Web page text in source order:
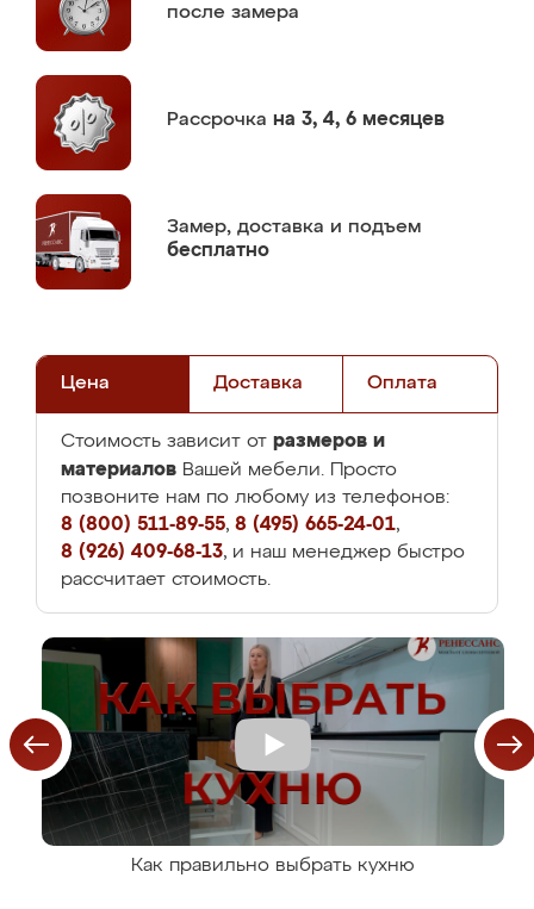
после замера
Рассрочка на 3, 4, 6 месяцев
Замер, доставка и подъем
бесплатно
Цена Доставка Оплата
Стоимость зависит от размеров и
материалов Вашей мебели. Просто
позвоните нам по любому из телефонов:
8 (800) 511-89-55, 8 (495) 665-24-01,
8 (926) 409-68-13, и наш менеджер быстро
рассчитает стоимость.
Как правильно выбрать кухню